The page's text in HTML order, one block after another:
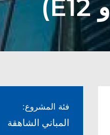
فئة المشروع:
المباني الشاهقة